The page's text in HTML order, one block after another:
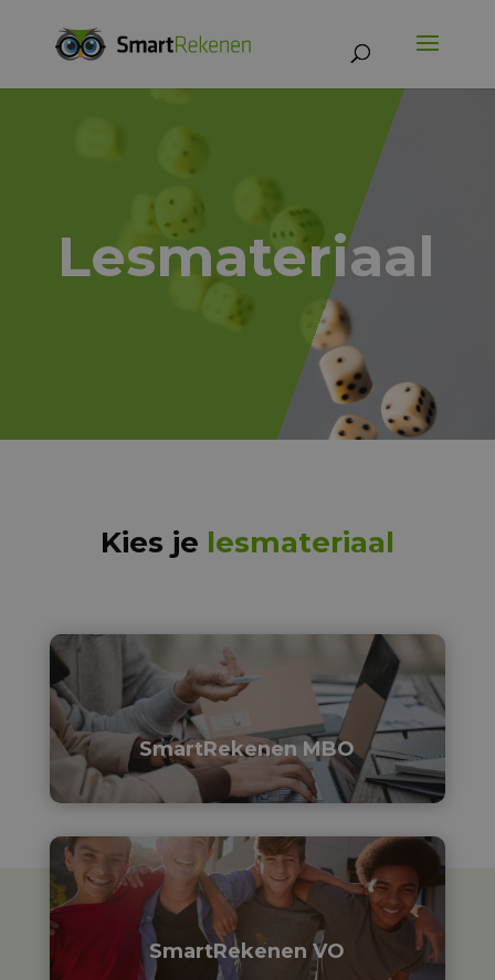
Lesmateriaal
Kies je lesmateriaal

SmartRekenen MBO

SmartRekenen VO